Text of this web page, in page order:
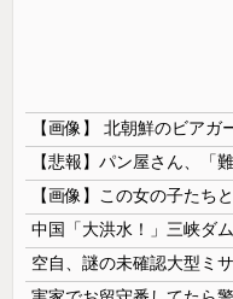
【画像】 北朝鮮のビアガ
【悲報】パン屋さん、「
【画像】この女の子たち